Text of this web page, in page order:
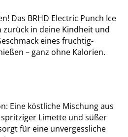
Das BRHD Electric Punch Ice
in deine Kindheit und
eines fruchtig-
– ganz ohne Kalorien.
Eine köstliche Mischung aus
Limette und süßer
für eine unvergessliche